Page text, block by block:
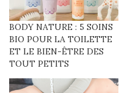
BODY NATURE : 5 SOINS
BIO POUR LA TOILETTE
ET LE BIEN-ÊTRE DES
TOUT PETITS